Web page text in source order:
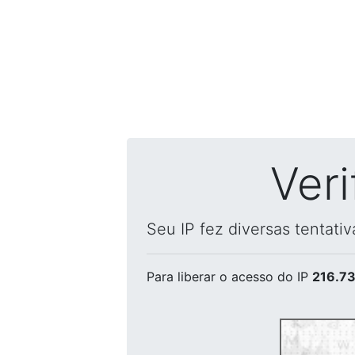
Seu IP fez diversas
Para liberar o acesso do IP